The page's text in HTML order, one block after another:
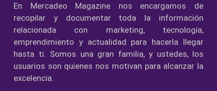
En Mercadeo Magazine nos encargamos de
recopilar y documentar toda la información
relacionada con marketing, tecnología,
emprendimiento y actualidad para hacerla llegar
hasta ti. Somos una gran familia, y ustedes, los
usuarios son quienes nos motivan para alcanzar la
excelencia.